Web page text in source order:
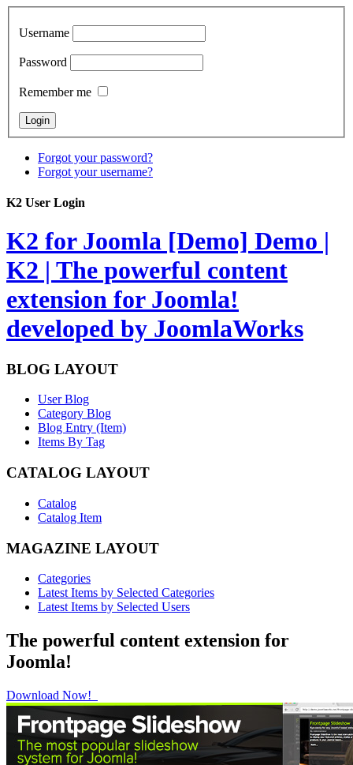
Username
Password
Remember me
Forgot your password?
Forgot your username?
K2 User Login
K2 for Joomla [Demo] Demo |
K2 | The powerful content
extension for Joomla!
developed by JoomlaWorks
BLOG LAYOUT
User Blog
Category Blog
Blog Entry (Item)
Items By Tag
CATALOG LAYOUT
Catalog
Catalog Item
MAGAZINE LAYOUT
Categories
Latest Items by Selected Categories
Latest Items by Selected Users
The powerful content extension for
Joomla!
Download Now!